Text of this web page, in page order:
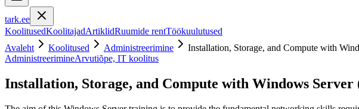
tark.ee
KoolitusedKoolitajadArtiklidRuumide rentTöökuulutused
Avaleht
Koolitused Administreerimine
Installation, Storage, and Compute with
AdministreerimineArvutiõpe, IT koolitus
Installation, Storage, and Compute with Windows Server